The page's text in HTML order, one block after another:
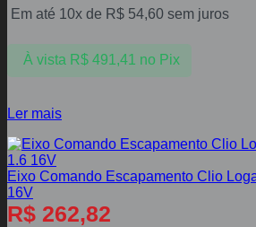
Em até 10x de R$ 54,60 sem juros
À vista R$491,41 no Pix
Ler mais
Eixo Comando Escapamento Clio
16V
R$ 262,82